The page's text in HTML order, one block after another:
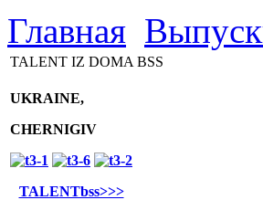
Главная
TALENT IZ DOMA BSS
UKRAINE,
CHERNIGIV
TALENTbss>>>